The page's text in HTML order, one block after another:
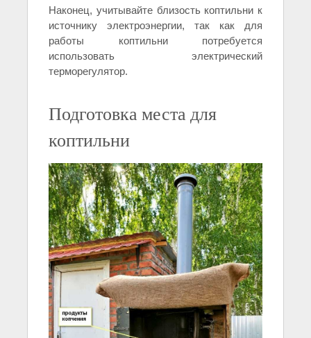
Наконец, учитывайте близость коптильни к
источнику электроэнергии, так как для
работы коптильни потребуется
использовать электрический
терморегулятор.
Подготовка места для
коптильни